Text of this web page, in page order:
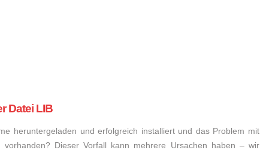
Datei LIB
heruntergeladen und erfolgreich installiert und das Problem mit
Dieser Vorfall kann mehrere Ursachen haben – wir